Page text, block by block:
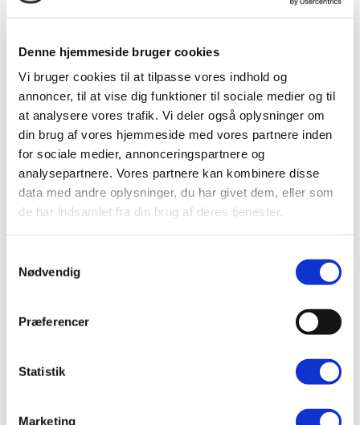
Denne hjemmeside bruger cookies
Vi bruger cookies til at tilpasse vores indhold og
annoncer, til at vise dig funktioner til sociale medier og til
at analysere vores trafik. Vi deler også oplysninger om
din brug af vores hjemmeside med vores partnere inden
for sociale medier, annonceringspartnere og
analysepartnere. Vores partnere kan kombinere disse
data med andre oplysninger, du har givet dem, eller som
de har indsamlet fra din brug af deres tjenester.
Nødvendig
Præferencer
Statistik
Marketing
Du er altid velkommen til at kontakte os, hvis
Find nærmeste BeneFiT
Skriv til klinik
Find vores priser
Online Booking